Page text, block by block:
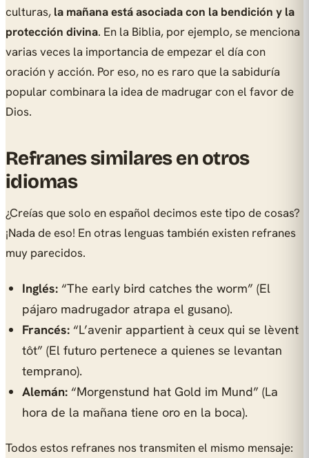
culturas, la mañana está asociada con la bendición y la
protección divina. En la Biblia, por ejemplo, se menciona
varias veces la importancia de empezar el día con
oración y acción. Por eso, no es raro que la sabiduría
popular combinara la idea de madrugar con el favor de
Dios.
Refranes similares en otros
idiomas
¿Creías que solo en español decimos este tipo de cosas?
¡Nada de eso! En otras lenguas también existen refranes
muy parecidos.
Inglés: “The early bird catches the worm” (El
pájaro madrugador atrapa el gusano).
Francés: “L’avenir appartient à ceux qui se lèvent
tôt” (El futuro pertenece a quienes se levantan
temprano).
Alemán: “Morgenstund hat Gold im Mund” (La
hora de la mañana tiene oro en la boca).
Todos estos refranes nos transmiten el mismo mensaje: